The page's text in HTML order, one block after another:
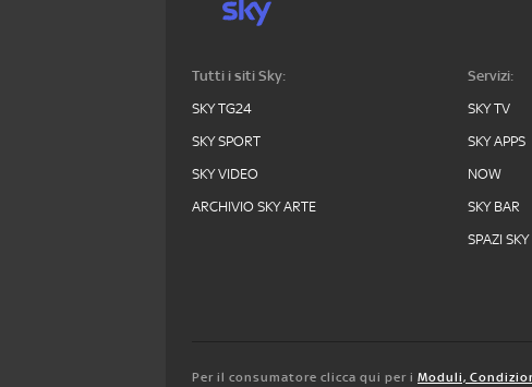
Tutti i siti Sky:
SKY TG24
SKY SPORT
SKY VIDEO
ARCHIVIO SKY ARTE
Servizi:
SKY TV
SKY APPS
NOW
SKY BAR
SPAZI SKY
Per il consumatore clicca qui per i Moduli,